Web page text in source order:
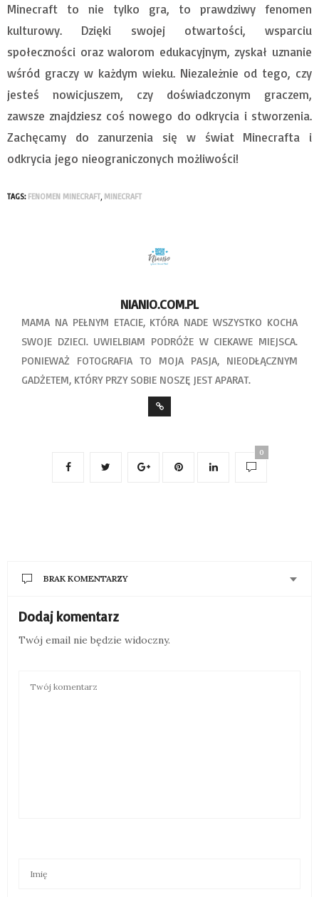
Minecraft to nie tylko gra, to prawdziwy fenomen
kulturowy. Dzięki swojej otwartości, wsparciu
społeczności oraz walorom edukacyjnym, zyskał uznanie
wśród graczy w każdym wieku. Niezależnie od tego, czy
jesteś nowicjuszem, czy doświadczonym graczem,
zawsze znajdziesz coś nowego do odkrycia i stworzenia.
Zachęcamy do zanurzenia się w świat Minecrafta i
odkrycia jego nieograniczonych możliwości!
TAGS: FENOMEN MINECRAFT, MINECRAFT
NIANIO.COM.PL
MAMA NA PEŁNYM ETACIE, KTÓRA NADE WSZYSTKO KOCHA
SWOJE DZIECI. UWIELBIAM PODRÓŻE W CIEKAWE MIEJSCA.
PONIEWAŻ FOTOGRAFIA TO MOJA PASJA, NIEODŁĄCZNYM
GADŻETEM, KTÓRY PRZY SOBIE NOSZĘ JEST APARAT.
0
BRAK KOMENTARZY
Dodaj komentarz
Twój email nie będzie widoczny.